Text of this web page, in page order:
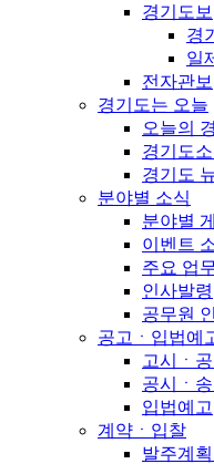
경기도보
경
일
전자관보
경기도는 오늘
오늘의
경기도
경기도
분야별 소식
분야별
이벤트
주요 업
인사발령
공무원
공고ㆍ입법예
고시ㆍ
공시ㆍ
입법예고
계약ㆍ입찰
발주계